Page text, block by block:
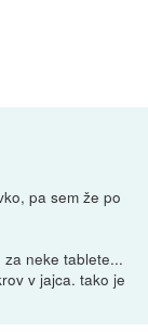
pa sem že po
neke tablete...
v jajca. tako je